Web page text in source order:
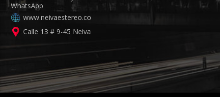
www.neivaestereo.co
Calle 13 # 9-45 Neiva